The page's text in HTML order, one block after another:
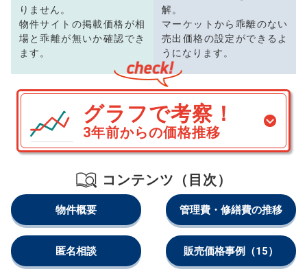
りません。
物件サイトの掲載価格が相
場と乖離が無いか確認でき
ます。
解。
マーケットから乖離のない
売出価格の設定ができるよ
うになります。
グラフで考察！
3年前からの価格推移
コンテンツ（目次）
物件概要 管理費・修繕費の推移
匿名相談 販売価格事例 （15）